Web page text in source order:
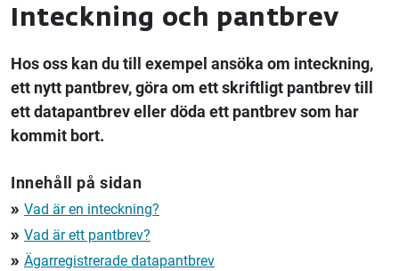
Inteckning och pantbrev
Hos oss kan du till exempel ansöka om inteckning,
ett nytt pantbrev, göra om ett skriftligt pantbrev till
ett datapantbrev eller döda ett pantbrev som har
kommit bort.
Innehåll på sidan
double_arrow Vad är en inteckning?
double_arrow Vad är ett pantbrev?
double_arrow Ägarregistrerade datapantbrev